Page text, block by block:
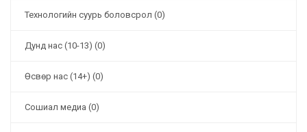
Технологийн суурь боловсрол (0)
Дунд нас (10-13) (0)
Өсвөр нас (14+) (0)
Сошиал медиа (0)